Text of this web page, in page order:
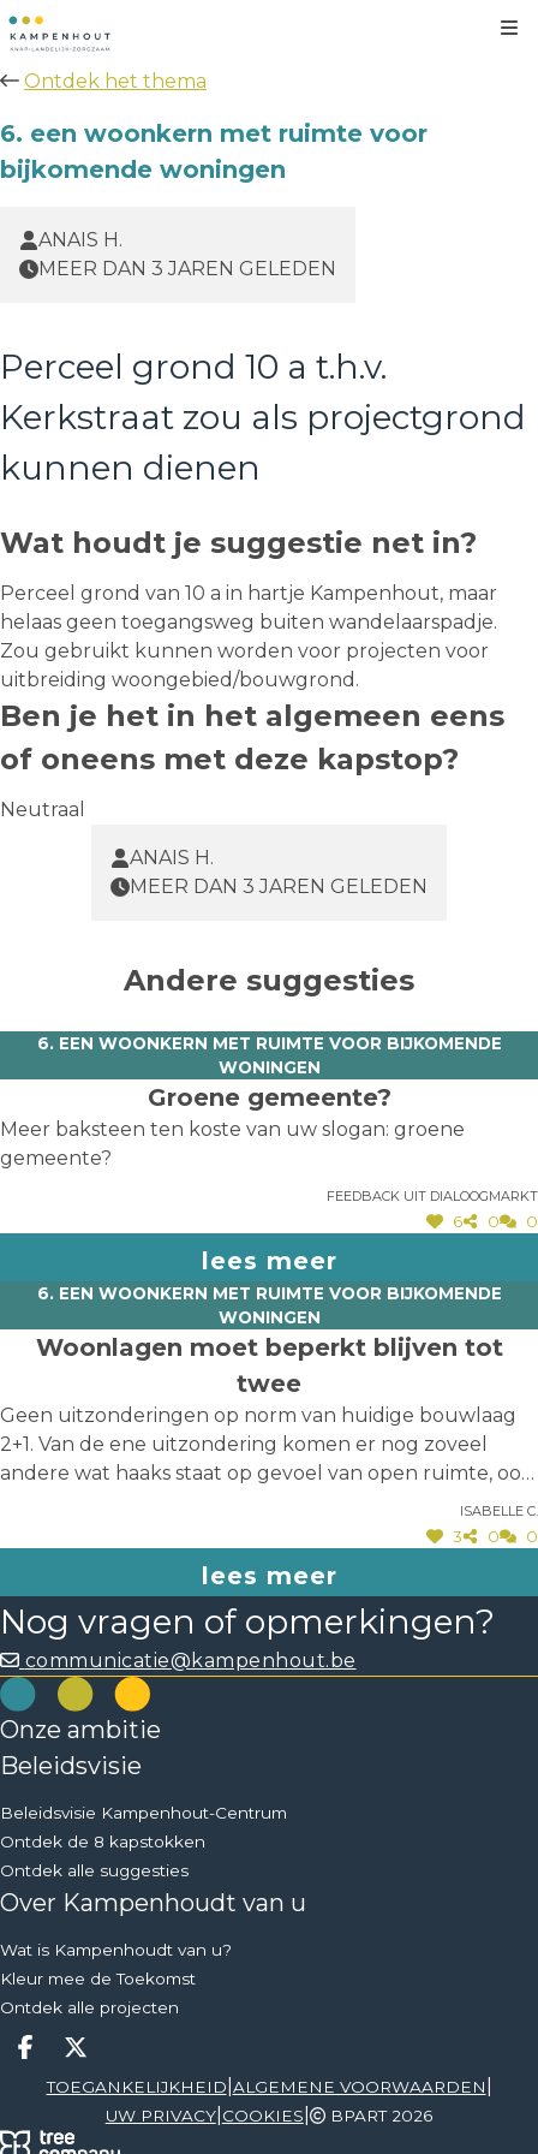
Ontdek het thema
6. een woonkern met ruimte voor
bijkomende woningen
ANAIS H.
MEER DAN 3 JAREN GELEDEN
Perceel grond 10 a t.h.v.
Kerkstraat zou als projectgrond
kunnen dienen
Wat houdt je suggestie net in?
Perceel grond van 10 a in hartje Kampenhout, maar
helaas geen toegangsweg buiten wandelaarspadje.
Zou gebruikt kunnen worden voor projecten voor
uitbreiding woongebied/bouwgrond.
Ben je het in het algemeen eens
of oneens met deze kapstop?
Neutraal
ANAIS H.
MEER DAN 3 JAREN GELEDEN
Andere suggesties
6. EEN WOONKERN MET RUIMTE VOOR BIJKOMENDE
WONINGEN
Groene gemeente?
Meer baksteen ten koste van uw slogan: groene
gemeente?
Feedback uit dialoogmarkt
6 0 0
lees meer
6. EEN WOONKERN MET RUIMTE VOOR BIJKOMENDE
WONINGEN
Woonlagen moet beperkt blijven tot
twee
Geen uitzonderingen op norm van huidige bouwlaag
2+1. Van de ene uitzondering komen er nog zoveel
andere wat haaks staat op gevoel van open ruimte, ook
Isabelle C.
3 0 0
lees meer
Nog vragen of opmerkingen?
communicatie@kampenhout.be
Onze ambitie
Beleidsvisie
Beleidsvisie Kampenhout-Centrum
Ontdek de 8 kapstokken
Ontdek alle suggesties
Over Kampenhoudt van u
Wat is Kampenhoudt van u?
Kleur mee de Toekomst
Ontdek alle projecten
Deel op facebook
Deel op X
TOEGANKELIJKHEID ALGEMENE VOORWAARDEN
UW PRIVACY| COOKIES BPART 2026